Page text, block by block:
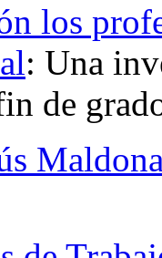
los
: Una
de